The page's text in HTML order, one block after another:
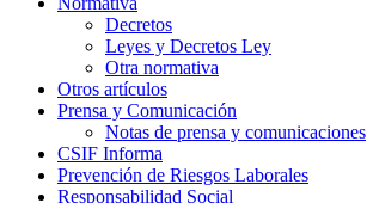
Decretos
Leyes y Decretos Ley
Otra normativa
Otros artículos
Prensa y Comunicación
Notas de prensa y comunicaciones
CSIF Informa
Prevención de Riesgos Laborales
Responsabilidad Social